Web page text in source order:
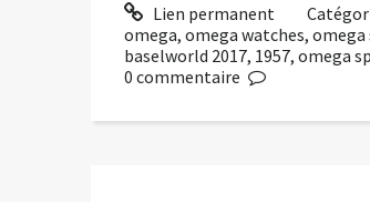
Lien permanent
omega, omega watches, omega
baselworld 2017, 1957, omega
0 commentaire